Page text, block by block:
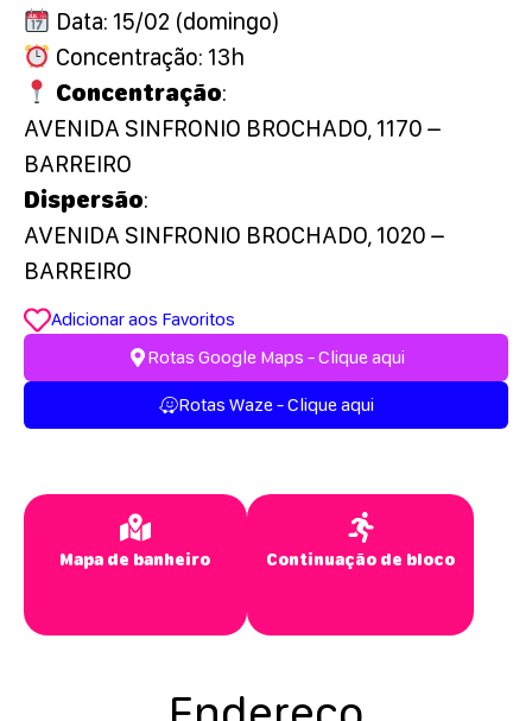
Data: 15/02 (domingo)
Concentração: 13h
Concentração:
AVENIDA SINFRONIO BROCHADO, 1170 –
BARREIRO
Dispersão:
AVENIDA SINFRONIO BROCHADO, 1020 –
BARREIRO
Adicionar aos Favoritos
Rotas Google Maps - Clique aqui
Rotas Waze - Clique aqui
Mapa de banheiro Continuação de bloco